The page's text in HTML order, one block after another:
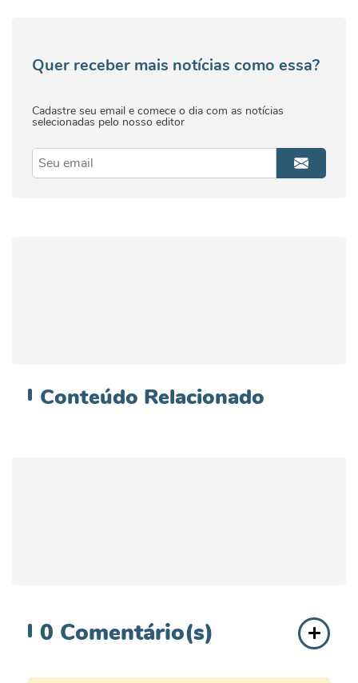
Quer receber mais notícias como essa?
Cadastre seu email e comece o dia com as notícias
selecionadas pelo nosso editor
Conteúdo Relacionado
0 Comentário(s)